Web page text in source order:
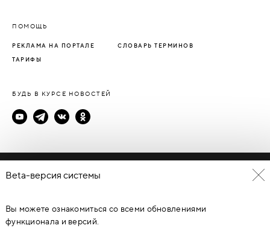
ПОМОЩЬ
РЕКЛАМА НА ПОРТАЛЕ СЛОВАРЬ ТЕРМИНОВ
ТАРИФЫ
БУДЬ В КУРСЕ НОВОСТЕЙ
Политика конфиденциальности
© Каталог дверей - DverProf, 2021-2026Материалы сайта
являются объектами авторского права. Запрещается
копирование, распространение, любое использование
Beta-версия системы
Вы можете ознакомиться со всеми обновлениями
функционала и версий.